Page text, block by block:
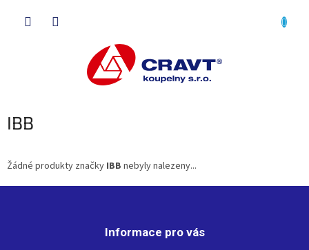
IBB
Žádné produkty značky IBB nebyly nalezeny...
Informace pro vás